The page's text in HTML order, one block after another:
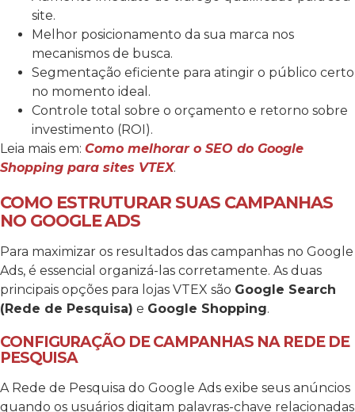
site.
Melhor posicionamento da sua marca nos
mecanismos de busca.
Segmentação eficiente para atingir o público certo
no momento ideal.
Controle total sobre o orçamento e retorno sobre
investimento (ROI).
Leia mais em: Como melhorar o SEO do Google
Shopping para sites VTEX.
COMO ESTRUTURAR SUAS CAMPANHAS
NO GOOGLE ADS
Para maximizar os resultados das campanhas no Google
Ads, é essencial organizá-las corretamente. As duas
principais opções para lojas VTEX são Google Search
(Rede de Pesquisa) e Google Shopping.
CONFIGURAÇÃO DE CAMPANHAS NA REDE DE
PESQUISA
A Rede de Pesquisa do Google Ads exibe seus anúncios
quando os usuários digitam palavras-chave relacionadas